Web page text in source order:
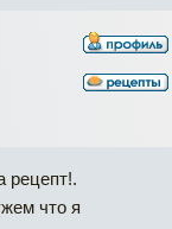
рецепт!.
что я